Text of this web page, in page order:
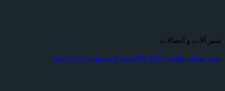
شیر آلات و اتصالات
شیر صافی فلنجی DIN 250 شرکت مهاب آب ایرانیان